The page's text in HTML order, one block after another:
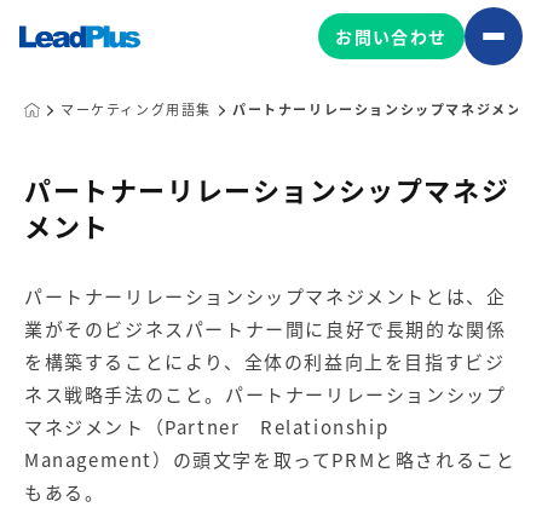
MA/CRM/SFA導入・運用
コンテンツ制作
マーケティング基盤の製品
Leadplus One MyFolio
サイトアクセス解析ダッシュ
ボード
HubSpot導入・運用
マーケティングサービスの製品
お問い合わせ
マーケティング用語集 パートナーリレーションシップマネジメント
パートナーリレーションシップマネジ
メント
パートナーリレーションシップマネジメントとは、企
業がそのビジネスパートナー間に良好で長期的な関係
を構築することにより、全体の利益向上を目指すビジ
ネス戦略手法のこと。パートナーリレーションシップ
マネジメント（Partner Relationship
Management）の頭文字を取ってPRMと略されること
もある。